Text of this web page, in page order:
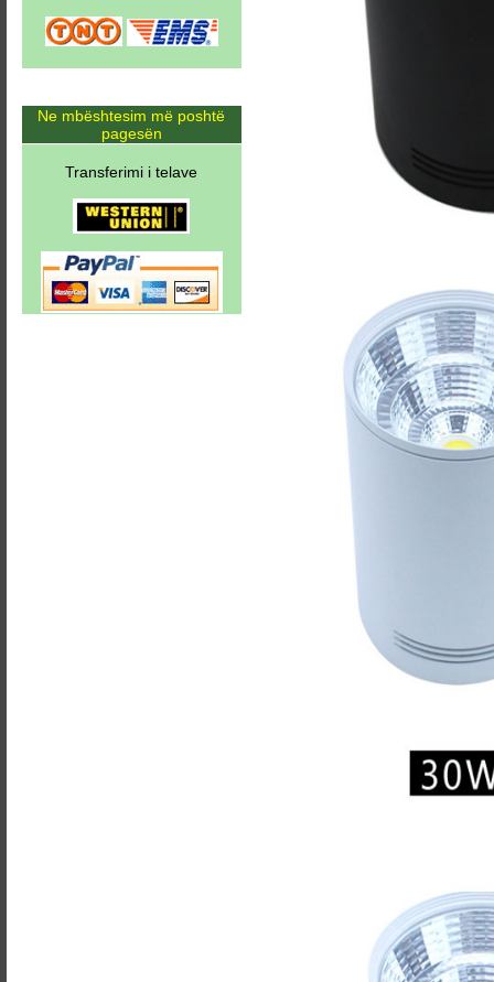
Ne mbështesim më poshtë
pagesën
Transferimi i telave